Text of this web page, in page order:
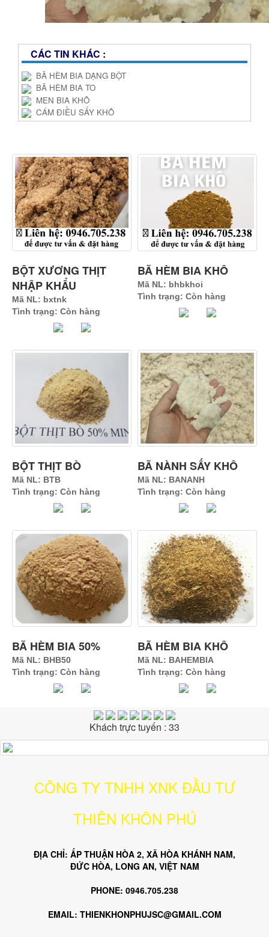
CÁC TIN KHÁC :
BÃ HÈM BIA DẠNG BỘT
BÃ HÈM BIA TO
MEN BIA KHÔ
CÁM ĐIỀU SẤY KHÔ
BỘT XƯƠNG THỊT
NHẬP KHẨU
Mã NL: bxtnk
Tình trạng: Còn hàng
BÃ HÈM BIA KHÔ
Mã NL: bhbkhoi
Tình trạng: Còn hàng
BỘT THỊT BÒ
Mã NL: BTB
Tình trạng: Còn hàng
BÃ NÀNH SẤY KHÔ
Mã NL: BANANH
Tình trạng: Còn hàng
BÃ HÈM BIA 50%
Mã NL: BHB50
Tình trạng: Còn hàng
BÃ HÈM BIA KHÔ
Mã NL: BAHEMBIA
Tình trạng: Còn hàng
Khách trực tuyến : 33
CÔNG TY TNHH XNK ĐẦU TƯ
THIÊN KHÔN PHÚ
ĐỊA CHỈ: ẤP THUẬN HÒA 2, XÃ HÒA KHÁNH NAM,
ĐỨC HÒA, LONG AN, VIỆT NAM
PHONE: 0946.705.238
EMAIL: THIENKHONPHUJSC@GMAIL.COM